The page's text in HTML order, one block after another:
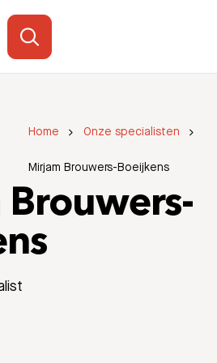
Home Onze specialisten
Mirjam Brouwers-Boeijkens